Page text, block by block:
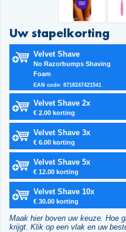
Uw stapelkorting
Velvet Shave
No Razorbumps Shaving
Foam
EAN code: 8718247421541
Velvet Shave 2x
€ 2.00 korting
Velvet Shave 3x
€ 6.00 korting
Velvet Shave 5x
€ 12.00 korting
Velvet Shave 10x
€ 30.00 korting
Maak hier boven uw keuze. Hoe
krijgt. Klik op een vlak en uw